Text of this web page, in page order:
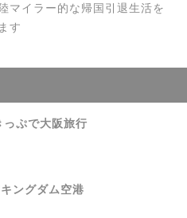
イラー的な帰国引退生活を
す
ぷで大阪旅行
ングダム空港